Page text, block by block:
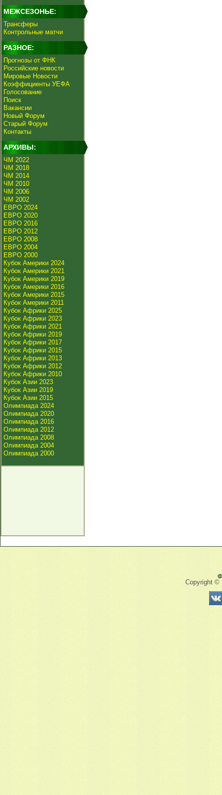
МЕЖСЕЗОНЬЕ:
Трансферы
Контрольные матчи
РАЗНОЕ:
Прогнозы от ФНК
Российские новости
Мировые Новости
Коэффициенты УЕФА
Голосование
Поиск
Вакансии
Новый Форум
Старый Форум
Контакты
АРХИВЫ:
ЧМ 2022
ЧМ 2018
ЧМ 2014
ЧМ 2010
ЧМ 2006
ЧМ 2002
ЕВРО 2024
ЕВРО 2020
ЕВРО 2016
ЕВРО 2012
ЕВРО 2008
ЕВРО 2004
ЕВРО 2000
Кубок Америки 2024
Кубок Америки 2021
Кубок Америки 2019
Кубок Америки 2016
Кубок Америки 2015
Кубок Америки 2011
Кубок Африки 2025
Кубок Африки 2023
Кубок Африки 2021
Кубок Африки 2019
Кубок Африки 2017
Кубок Африки 2015
Кубок Африки 2013
Кубок Африки 2012
Кубок Африки 2010
Кубок Азии 2023
Кубок Азии 2019
Кубок Азии 2015
Олимпиада 2024
Олимпиада 2020
Олимпиада 2016
Олимпиада 2012
Олимпиада 2008
Олимпиада 2004
Олимпиада 2000
Copyright ©